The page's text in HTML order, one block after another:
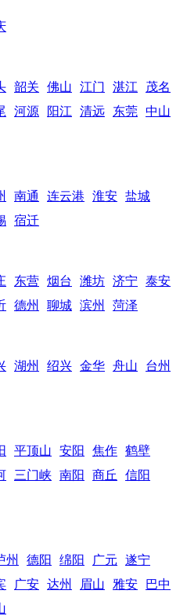
韶关 佛山 江门 湛江
茂名
河源 阳江 清远 东莞 中山
南通 连云港 淮安 盐城
宿迁
东营 烟台 潍坊 济宁 泰安
德州 聊城 滨州
菏泽
湖州 绍兴 金华 舟山
台州
平顶山 安阳 焦作 鹤壁
三门峡 南阳 商丘
信阳
州 德阳 绵阳 广元
遂宁
广安 达州 眉山 雅安
巴中